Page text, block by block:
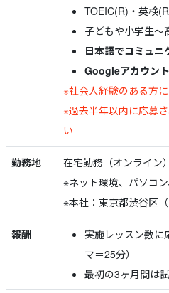
TOEIC(R)・英検
子どもや小学生～
日本語でコミュニ
Googleアカウン
※社会人経験のある方
※過去半年以内に応募
い
勤務地
在宅勤務（オンライン）
※ネット環境、パソコ
※本社：東京都渋谷区（
報酬
実施レッスン数に
マ＝25分）
最初の3ヶ月間は